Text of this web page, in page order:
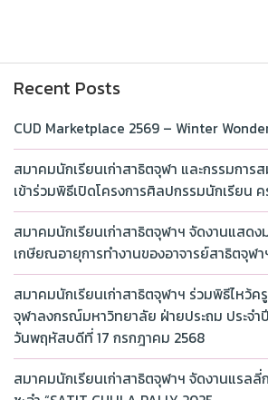
Recent Posts
CUD Marketplace 2569 – Winter
สมาคมนักเรียนเก่าสาธิตจุฬา และกรรมการ
เข้าร่วมพิธีเปิดโครงการศิลปกรรมนักเรียน ค
สมาคมนักเรียนเก่าสาธิตจุฬาฯ จัดงานแสดง
เกษียณอายุการทำงานของอาจารย์สาธิตจุฬา
สมาคมนักเรียนเก่าสาธิตจุฬาฯ ร่วมพิธีไหว้ค
จุฬาลงกรณ์มหาวิทยาลัย ฝ่ายประถม ประจำ
วันพฤหัสบดีที่ 17 กรกฎาคม 2568
สมาคมนักเรียนเก่าสาธิตจุฬาฯ จัดงานแรล